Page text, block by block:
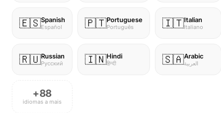
🇪🇸Spanish
Español 🇵🇹Portuguese
Português 🇮🇹Italian
Italiano
🇷🇺Russian
Русский 🇮🇳Hindi
हिन्दी 🇸🇦Arabic
العربية
+88
idiomas a mais